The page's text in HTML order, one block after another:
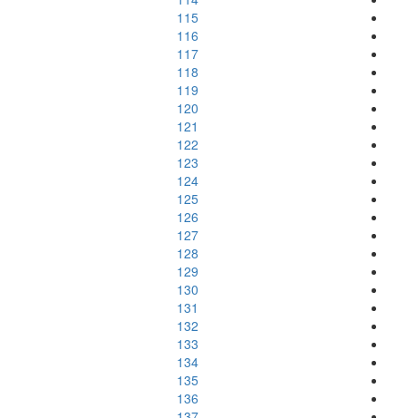
115
116
117
118
119
120
121
122
123
124
125
126
127
128
129
130
131
132
133
134
135
136